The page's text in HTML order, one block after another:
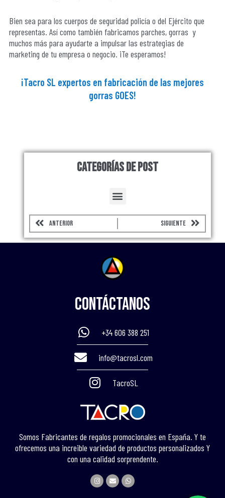
Bien sea para los cuerpos de seguridad policía o del Ejército que
representas. Así como también fabricamos parches, gorras y
muchos más para ayudarte a impulsar las estrategias de
marketing de tu empresa o negocio. ¡Te esperamos!
¡Tacro SL expertos en fabricación de las mejores
gorras GOES!
Categorías de Post
Menu
Prev
ANTERIOR SIGUIENTE Next
Contáctanos
+34 606 388 251
info@tacrosl.com
TacroSL
Somos Fabricantes de regalos promocionales en España. Y te
ofrecemos una increible variedad de productos personalizados Y
con una calidad sorprendente.
I
n
s
E
n
v
W
h
a